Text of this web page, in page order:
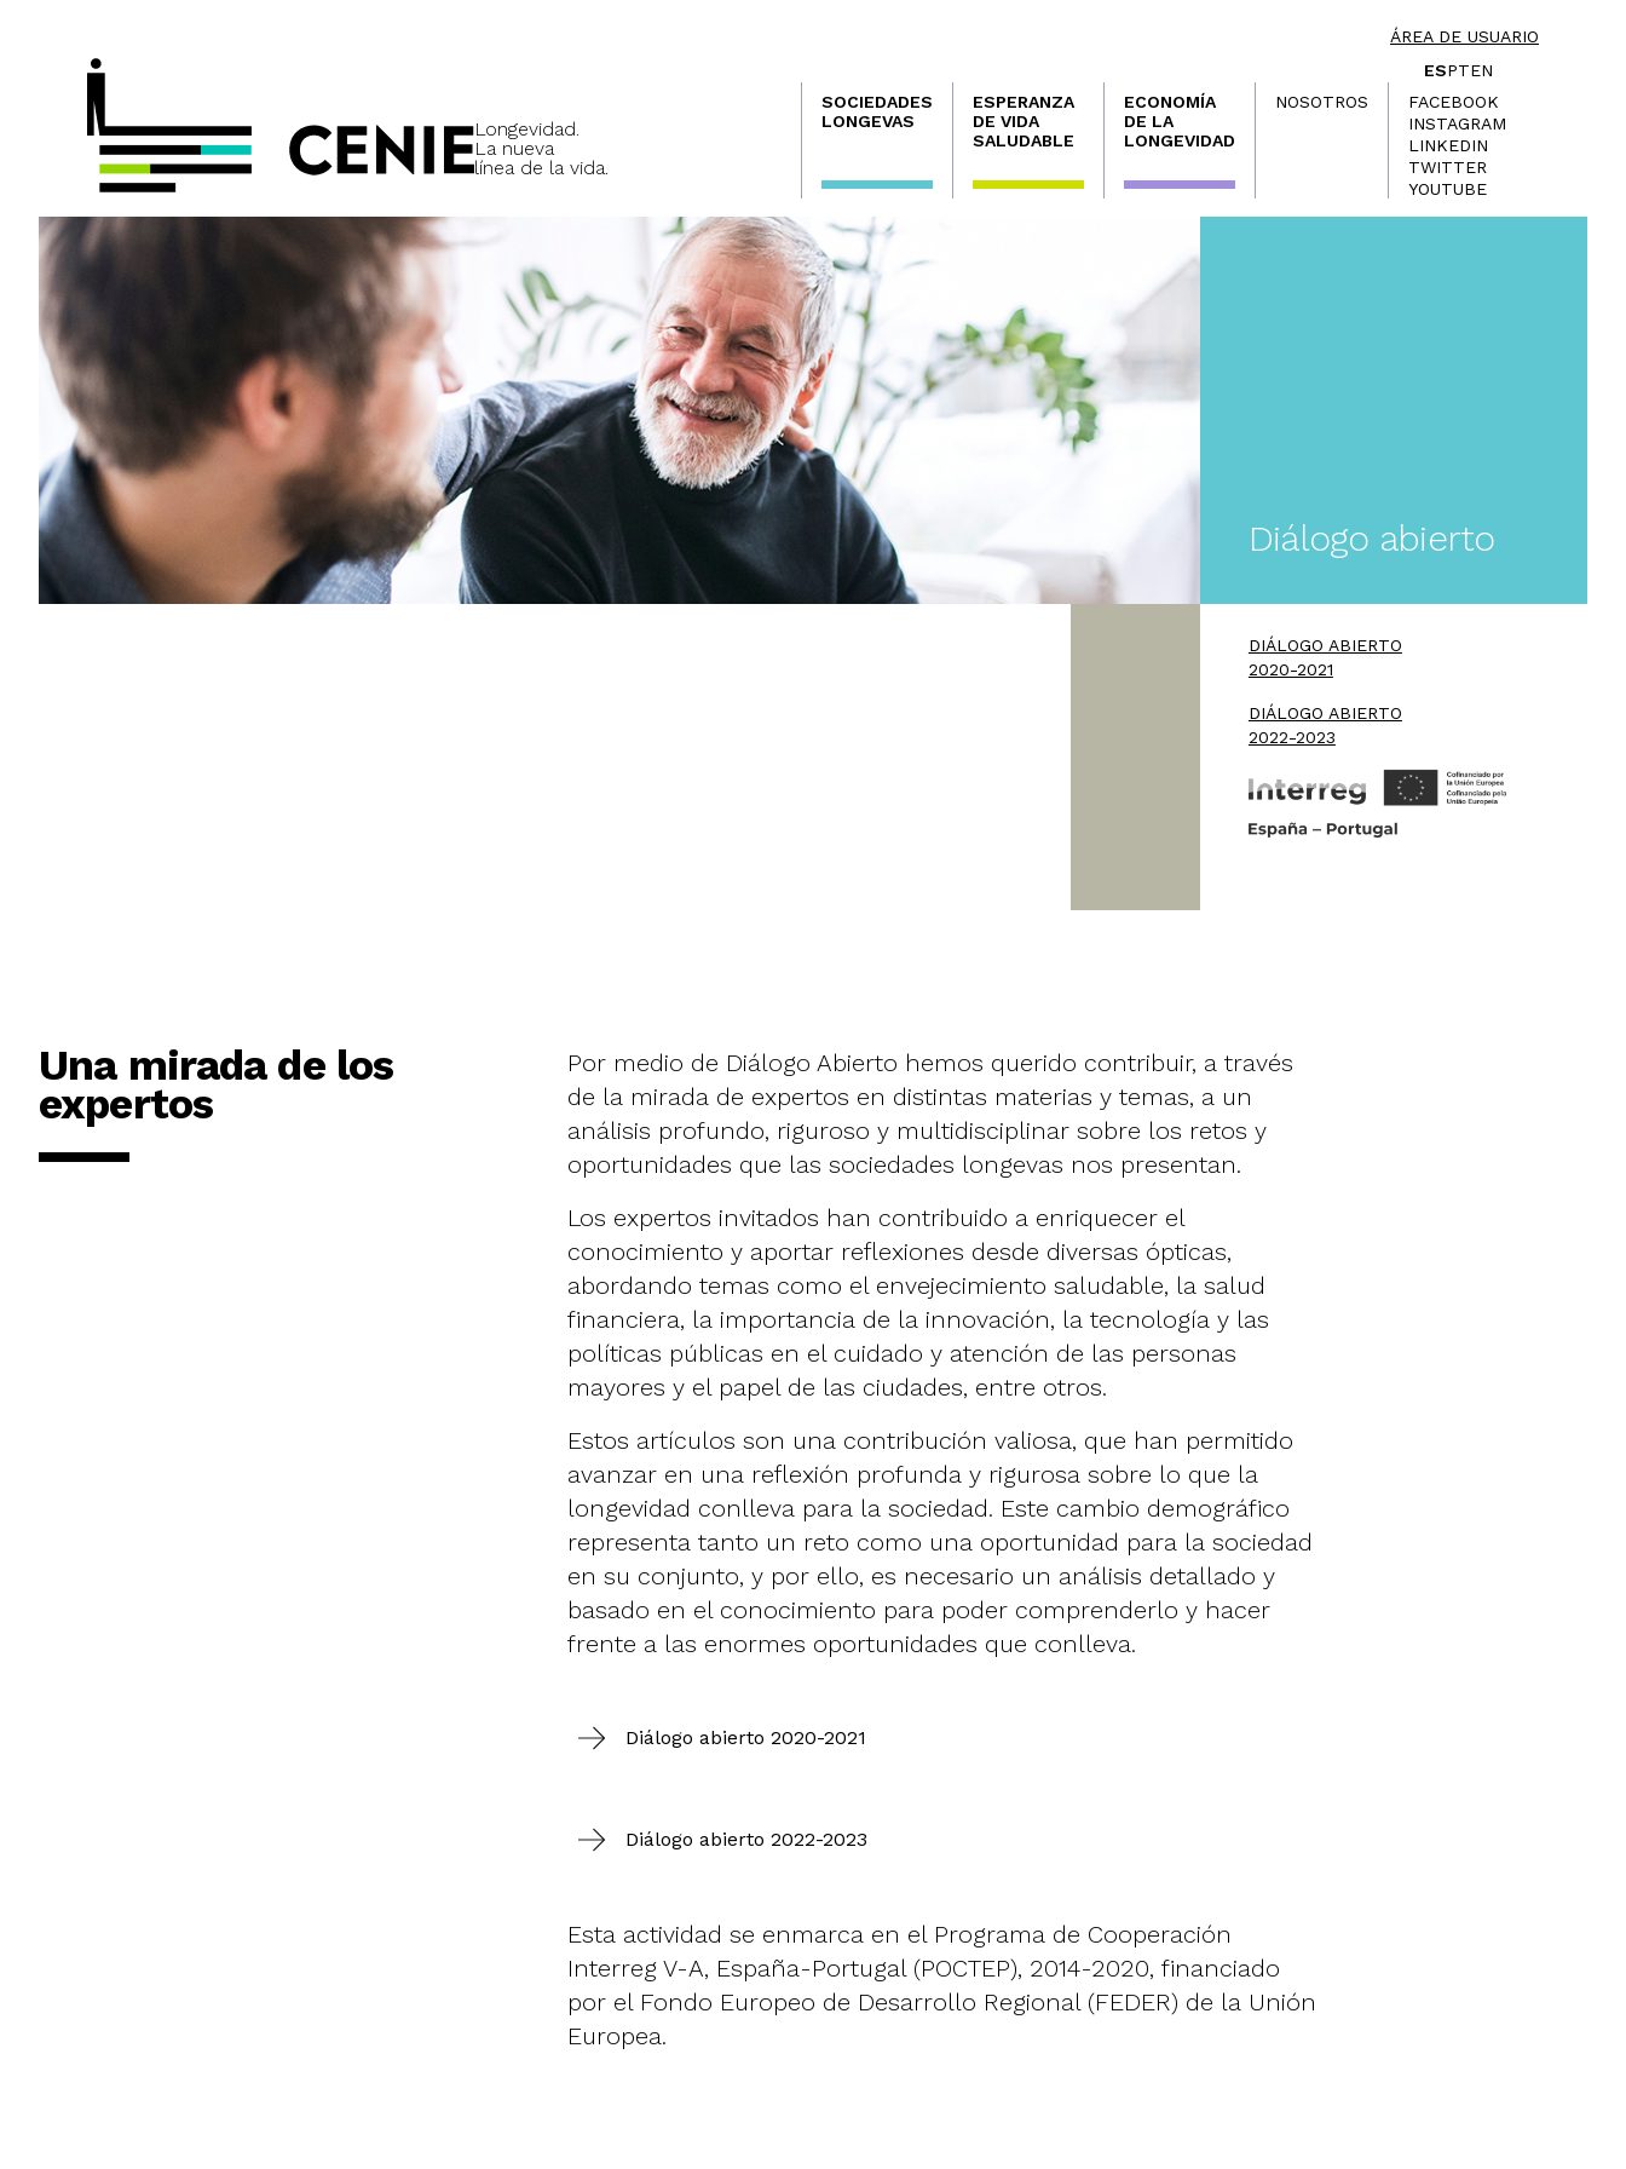
ÁREA DE USUARIO
Longevidad.
La nueva
línea de la vida.
ESPTEN
Navegación
principal
SOCIEDADES
LONGEVAS
ESPERANZA
DE VIDA
SALUDABLE
ECONOMÍA
DE LA
LONGEVIDAD
NOSOTROS
FACEBOOK
INSTAGRAM
LINKEDIN
TWITTER
YOUTUBE
Diálogo abierto
DIÁLOGO ABIERTO
2020-2021
DIÁLOGO ABIERTO
2022-2023
Una mirada de los
expertos
Por medio de Diálogo Abierto hemos querido contribuir, a través
de la mirada de expertos en distintas materias y temas, a un
análisis profundo, riguroso y multidisciplinar sobre los retos y
oportunidades que las sociedades longevas nos presentan.
Los expertos invitados han contribuido a enriquecer el
conocimiento y aportar reflexiones desde diversas ópticas,
abordando temas como el envejecimiento saludable, la salud
financiera, la importancia de la innovación, la tecnología y las
políticas públicas en el cuidado y atención de las personas
mayores y el papel de las ciudades, entre otros.
Estos artículos son una contribución valiosa, que han permitido
avanzar en una reflexión profunda y rigurosa sobre lo que la
longevidad conlleva para la sociedad. Este cambio demográfico
representa tanto un reto como una oportunidad para la sociedad
en su conjunto, y por ello, es necesario un análisis detallado y
basado en el conocimiento para poder comprenderlo y hacer
frente a las enormes oportunidades que conlleva.
Diálogo abierto 2020-2021
Diálogo abierto 2022-2023
Esta actividad se enmarca en el Programa de Cooperación
Interreg V-A, España-Portugal (POCTEP), 2014-2020, financiado
por el Fondo Europeo de Desarrollo Regional (FEDER) de la Unión
Europea.